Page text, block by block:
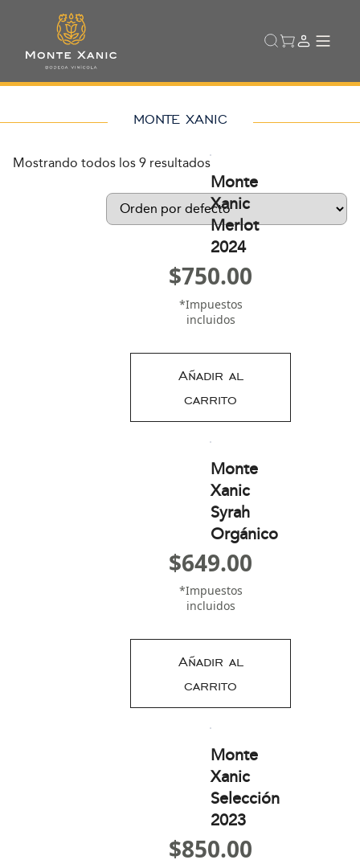
MONTE XANIC
Mostrando todos los 9 resultados
Monte
Xanic
Merlot
2024
$750.00
*Impuestos
incluidos
Añadir al
carrito
Monte
Xanic
Syrah
Orgánico
$649.00
*Impuestos
incluidos
Añadir al
carrito
Monte
Xanic
Selección
2023
$850.00